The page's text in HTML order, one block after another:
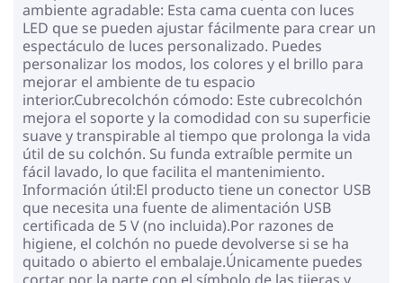
ambiente agradable: Esta cama cuenta con luces
LED que se pueden ajustar fácilmente para crear un
espectáculo de luces personalizado. Puedes
personalizar los modos, los colores y el brillo para
mejorar el ambiente de tu espacio
interior.Cubrecolchón cómodo: Este cubrecolchón
mejora el soporte y la comodidad con su superficie
suave y transpirable al tiempo que prolonga la vida
útil de su colchón. Su funda extraíble permite un
fácil lavado, lo que facilita el mantenimiento.
Información útil:El producto tiene un conector USB
que necesita una fuente de alimentación USB
certificada de 5 V (no incluida).Por razones de
higiene, el colchón no puede devolverse si se ha
quitado o abierto el embalaje.Únicamente puedes